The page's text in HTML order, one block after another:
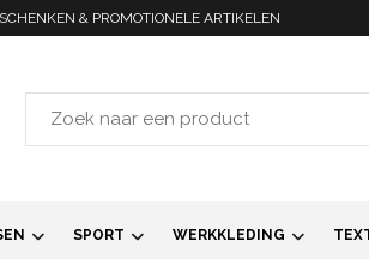
& PROMOTIONELE ARTIKELEN
SPORT WERKKLEDING